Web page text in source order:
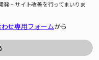
発・サイト改善を行ってまいりま
せ専用フォームから